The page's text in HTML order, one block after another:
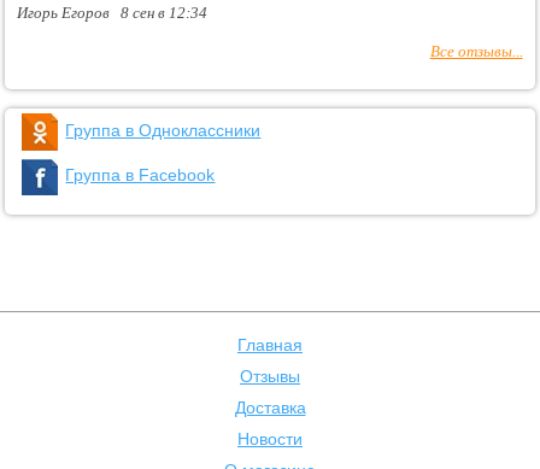
Игорь Егоров 8 сен в 12:34
Все отзывы...
Группа в Одноклассники
Группа в Facebook
Главная
Отзывы
Доставка
Новости